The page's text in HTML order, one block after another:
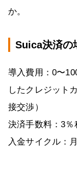
か。
Suica決済の
導入費用：0〜
したクレジット
接交渉）
決済手数料：3％
入金サイクル：